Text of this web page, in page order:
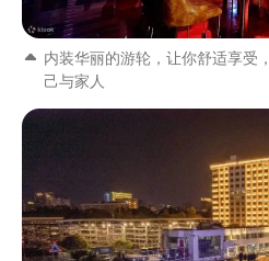
内装华丽的游轮，让你舒适享受
己与家人